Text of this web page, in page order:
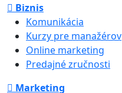
Biznis
Komunikácia
Kurzy pre manažérov
Online marketing
Predajné zručnosti
Marketing